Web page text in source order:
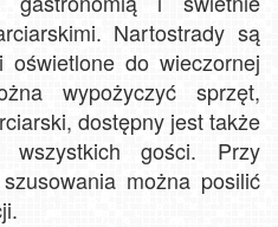
Nartostrady są
oświetlone do wieczornej
wypożyczyć sprzęt,
dostępny jest także
wszystkich gości. Przy
można posilić